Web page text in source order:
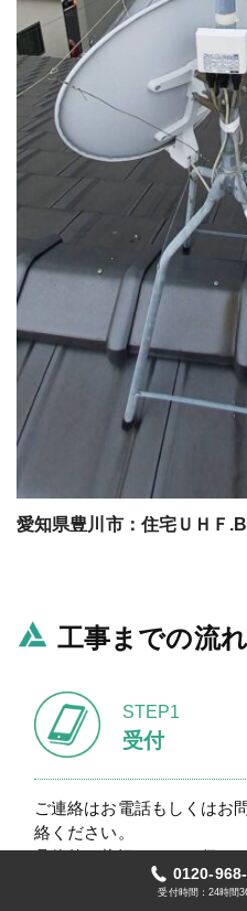
愛知県豊川市：住宅ＵＨＦ
工事までの流れ
受付
STEP1
ご連絡はお電話もしくはお
絡ください。
具体的な状況などをお伺い
0120-
受付時間：24時間